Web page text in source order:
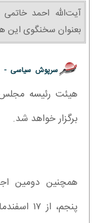
آیت‌الله احمد
بعنوان سخنگوی
سرپوش سیاسی -
برگزار خواهد شد.
همچنین دومین
پنجم،